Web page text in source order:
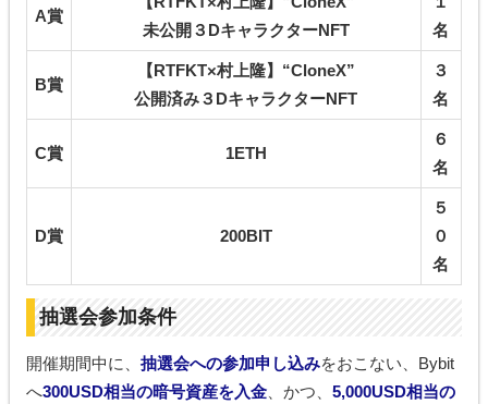
A賞
未公開３DキャラクターNFT
名
B賞
【RTFKT×村上隆】“CloneX”
公開済み３DキャラクターNFT
３
名
C賞 1ETH
６
名
D賞 200BIT
５
０
名
抽選会参加条件
開催期間中に、 抽選会への参加申し込みをおこない、Bybit
へ300USD相当の暗号資産を入金、かつ、 5,000USD相当の